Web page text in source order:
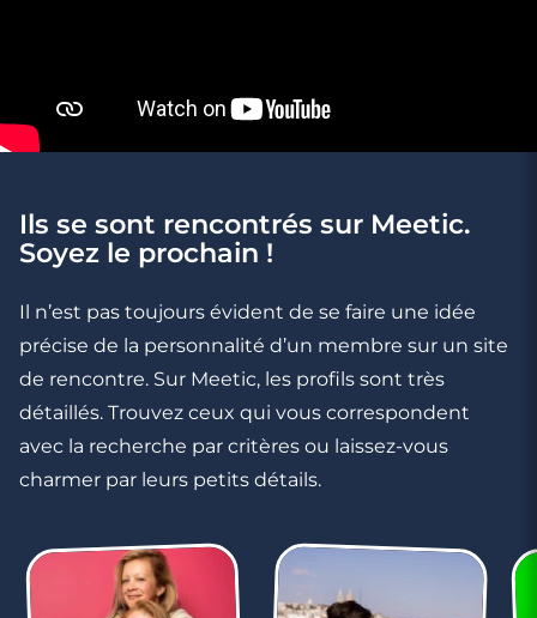
3
à
Hyères
3
à
Fréjus
4
à Le
Rencontre
Lorgues
Rencontre
à
Ollioules
Rencontre
Rocbaron
Ils se sont rencontrés sur Meetic.
Soyez le prochain !
Il n’est pas toujours évident de se faire une idée
précise de la personnalité d’un membre sur un site
de rencontre. Sur Meetic, les profils sont très
détaillés. Trouvez ceux qui vous correspondent
avec la recherche par critères ou laissez-vous
charmer par leurs petits détails.